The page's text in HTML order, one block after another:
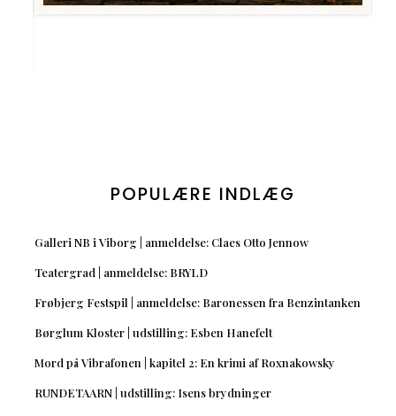
POPULÆRE INDLÆG
Galleri NB i Viborg | anmeldelse: Claes Otto Jennow
Teatergrad | anmeldelse: BRYLD
Frøbjerg Festspil | anmeldelse: Baronessen fra Benzintanken
Børglum Kloster | udstilling: Esben Hanefelt
Mord på Vibrafonen | kapitel 2: En krimi af Roxnakowsky
RUNDETAARN | udstilling: Isens brydninger